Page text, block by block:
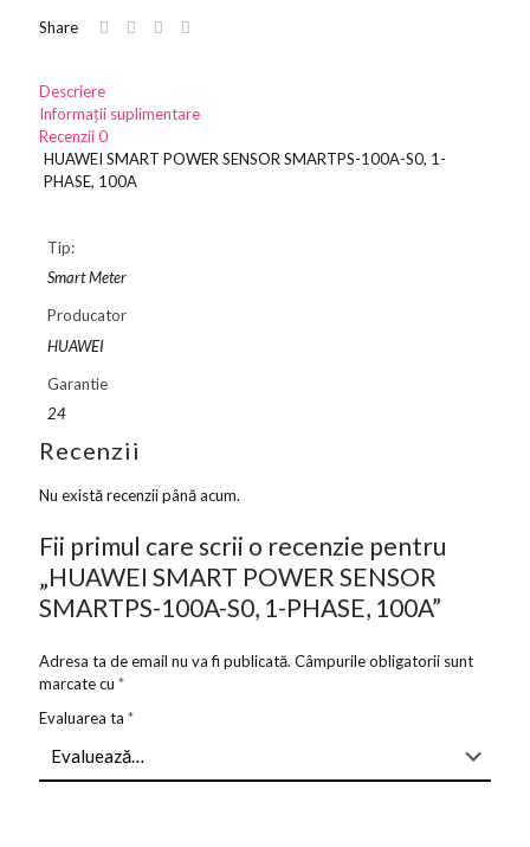
1-
100A
Share
Descriere
Informații suplimentare
Recenzii0
HUAWEI SMART POWER SENSOR SMARTPS-100A-S0, 1-
PHASE, 100A
Tip:
Smart Meter
Producator
HUAWEI
Garantie
24
Recenzii
Nu există recenzii până acum.
Fii primul care scrii o recenzie pentru
„HUAWEI SMART POWER SENSOR
SMARTPS-100A-S0, 1-PHASE, 100A”
Adresa ta de email nu va fi publicată. Câmpurile obligatorii sunt
marcate cu *
Evaluarea ta *